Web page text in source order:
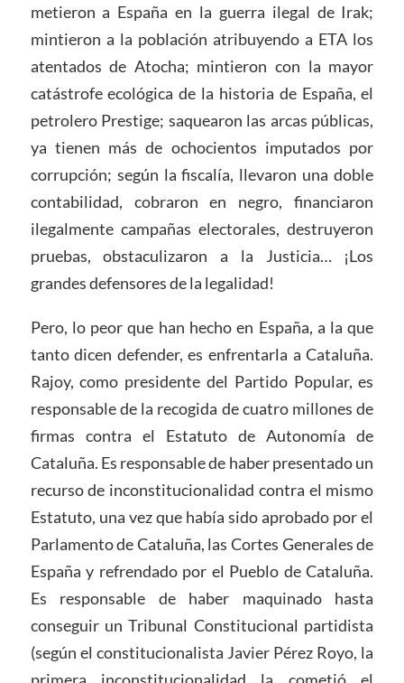
metieron a España en la guerra ilegal de Irak;
mintieron a la población atribuyendo a ETA los
atentados de Atocha; mintieron con la mayor
catástrofe ecológica de la historia de España, el
petrolero Prestige; saquearon las arcas públicas,
ya tienen más de ochocientos imputados por
corrupción; según la fiscalía, llevaron una doble
contabilidad, cobraron en negro, financiaron
ilegalmente campañas electorales, destruyeron
pruebas, obstaculizaron a la Justicia… ¡Los
grandes defensores de la legalidad!
Pero, lo peor que han hecho en España, a la que
tanto dicen defender, es enfrentarla a Cataluña.
Rajoy, como presidente del Partido Popular, es
responsable de la recogida de cuatro millones de
firmas contra el Estatuto de Autonomía de
Cataluña. Es responsable de haber presentado un
recurso de inconstitucionalidad contra el mismo
Estatuto, una vez que había sido aprobado por el
Parlamento de Cataluña, las Cortes Generales de
España y refrendado por el Pueblo de Cataluña.
Es responsable de haber maquinado hasta
conseguir un Tribunal Constitucional partidista
(según el constitucionalista Javier Pérez Royo, la